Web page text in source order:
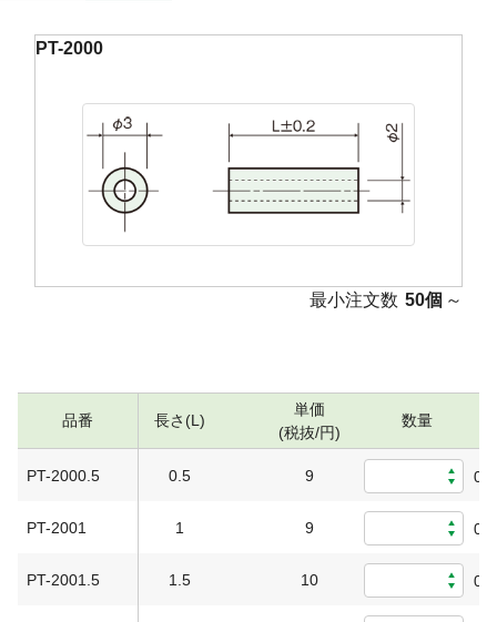
PT-2000
最小注文数 50個 ～
品番 長さ(L)
単価
(税抜/円)
数量
PT-2000.5 0.5 9 0
PT-2001 1 9 0
PT-2001.5 1.5 10 0